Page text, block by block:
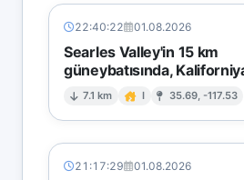
22:40:22 01.08.2026
Searles Valley'in 15 km
güneybatısında,
7.1 km I 35.69, -117.53
21:17:29 01.08.2026